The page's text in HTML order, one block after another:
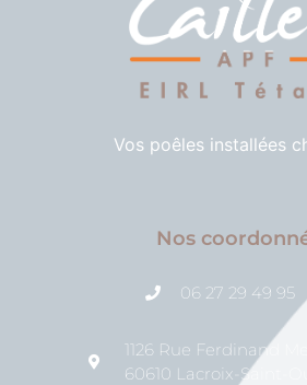
Vos poêles installées
Nos
06 27 29 49 95
1126 Rue Ferdinand
60610 Lacroix-Saint-